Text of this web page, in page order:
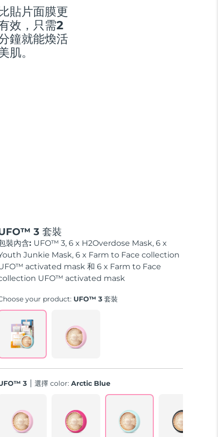
貼片面膜更
效，只需2
鐘就能煥活
肌。
3 套裝
裝內含: UFO™ 3, 6 x H2Overdose Mask, 6 x
Junkie Mask, 6 x Farm to Face collection
activated mask 和 6 x Farm to Face
UFO™ activated mask
your product: UFO™ 3 套裝
3 選擇 color: Arctic Blue